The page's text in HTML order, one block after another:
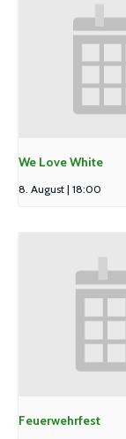
We Love White
8. August | 18:00
Feuerwehrfest